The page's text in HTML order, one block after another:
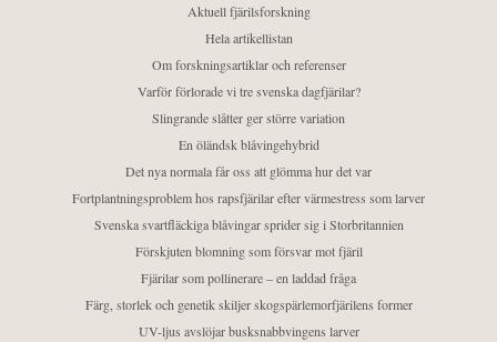
Aktuell fjärilsforskning
Hela artikellistan
Om forskningsartiklar och referenser
Varför förlorade vi tre svenska dagfjärilar?
Slingrande slåtter ger större variation
En öländsk blåvingehybrid
Det nya normala får oss att glömma hur det var
Fortplantningsproblem hos rapsfjärilar efter värmestress som larver
Svenska svartfläckiga blåvingar sprider sig i Storbritannien
Förskjuten blomning som försvar mot fjäril
Fjärilar som pollinerare – en laddad fråga
Färg, storlek och genetik skiljer skogspärlemorfjärilens former
UV-ljus avslöjar busksnabbvingens larver